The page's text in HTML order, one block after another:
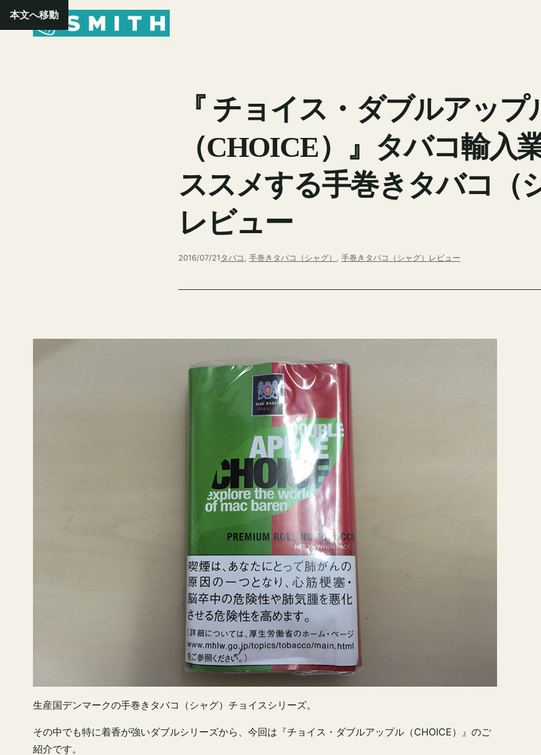
本文へ移動
『 チョイス・ダブルアップ
（CHOICE）』タバコ輸入
ススメする手巻きタバコ（
レビュー
2016/07/21 タバコ , 手巻きタバコ（シャグ） , 手巻きタバコ（シャグ）レビュー
生産国デンマークの手巻きタバコ（シャグ）チョイスシリーズ。
その中でも特に着香が強いダブルシリーズから、今回は『チョイス・ダブルアップル（CHOICE）』のご
紹介です。